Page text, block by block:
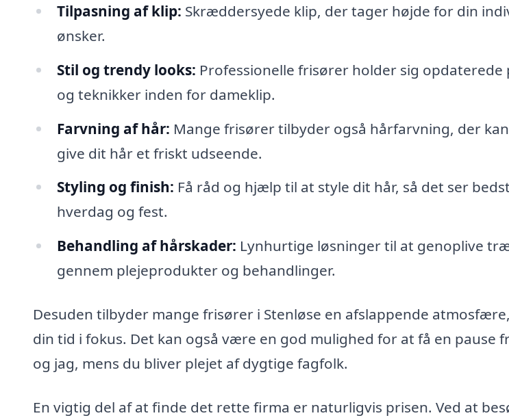
Tilpasning af klip: Skræddersyede klip, der tager højde for din
ønsker.
Stil og trendy looks: Professionelle frisører holder sig opdaterede
og teknikker inden for dameklip.
Farvning af hår: Mange frisører tilbyder også hårfarvning, der
give dit hår et friskt udseende.
Styling og finish: Få råd og hjælp til at style dit hår, så det ser
hverdag og fest.
Behandling af hårskader: Lynhurtige løsninger til at genoplive
gennem plejeprodukter og behandlinger.
Desuden tilbyder mange frisører i Stenløse en afslappende
din tid i fokus. Det kan også være en god mulighed for at få en pause
og jag, mens du bliver plejet af dygtige fagfolk.
En vigtig del af at finde det rette firma er naturligvis prisen. Ved at